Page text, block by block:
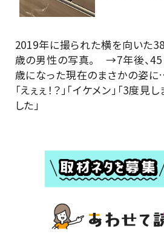
2019年に撮られた横を向いた38
歳の男性の写真。 →7年後、45
歳になった現在のまさかの姿
「えぇぇ！？」「イケメン」「3度見し
した」